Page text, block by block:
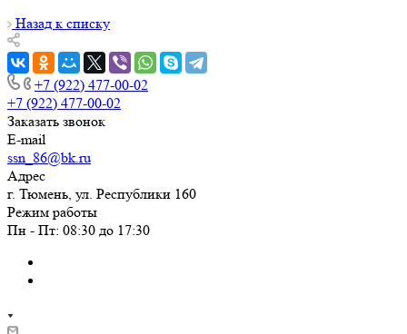
Назад к списку
+7 (922) 477-00-02
+7 (922) 477-00-02
Заказать звонок
E-mail
ssn_86@bk.ru
Адрес
г. Тюмень, ул. Республики 160
Режим работы
Пн - Пт: 08:30 до 17:30